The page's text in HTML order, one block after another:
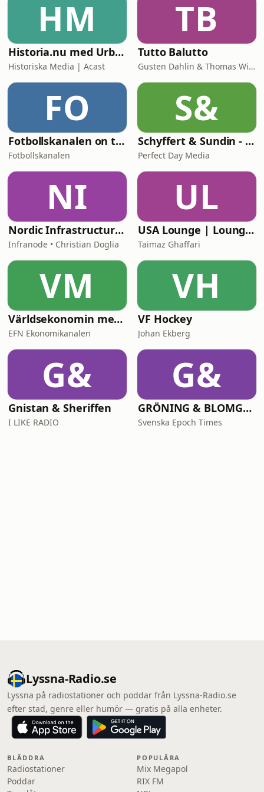
HM
Historia.nu med Urban Lindstedt
Historiska Media | Acast
TB
Tutto Balutto
Gusten Dahlin & Thomas Wilbacher
FO
Fotbollskanalen on tour
Fotbollskanalen
S&
Schyffert & Sundin - Är det här nåt?
Perfect Day Media
NI
Nordic Infrastructure: Behind the Decisions
Infranode • Christian Doglia
UL
USA Lounge | LoungePodden
Taimaz Ghaffari
VM
Världsekonomin med Katrine Kielos och Claes Måhlén
EFN Ekonomikanalen
VH
VF Hockey
Johan Ekberg
G&
Gnistan & Sheriffen
I LIKE RADIO
G&
GRÖNING & BLOMGREN UTANFÖR
Svenska Epoch Times
Lyssna-Radio.se
Lyssna på radiostationer och poddar från Lyssna-Radio.se
efter stad, genre eller humör — gratis på alla enheter.
BLÄDDRA
Radiostationer
Poddar
POPULÄRA
Mix Megapol
RIX FM